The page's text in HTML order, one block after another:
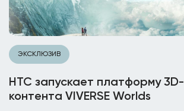
ЭКСКЛЮЗИВ
HTC запускает платформу 3D-
контента VIVERSE Worlds